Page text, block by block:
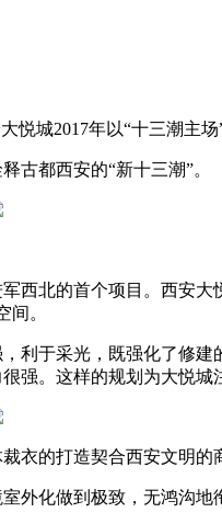
城2017年以“十三潮主场
都西安的“新十三潮”。
北的首个项目。西安大
间。
于采光，既强化了修建
强。这样的规划为大悦城
的打造契合西安文明的
化做到极致，无鸿沟地